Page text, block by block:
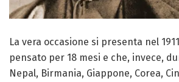
La vera occasione si presenta nel
pensato per 18 mesi e che, invece,
Nepal, Birmania, Giappone, Corea,